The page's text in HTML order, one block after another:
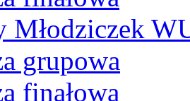
Młodziczek
grupowa
finałowa